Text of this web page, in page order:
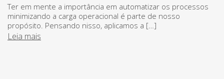
Ter em mente a importância em automatizar os processos
minimizando a carga operacional é parte de nosso
propósito. Pensando nisso, aplicamos a […]
Leia mais